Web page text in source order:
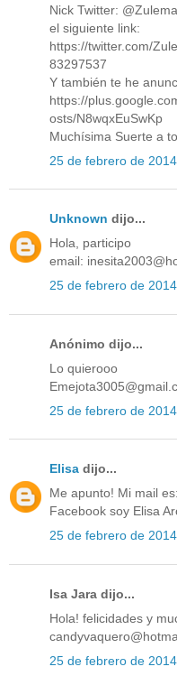
Nick Twitter:
el siguiente link:
https://twitter.com/
83297537
Y también te he
https://
osts/N8wqxEuSwKp
Muchísima Suerte a
25 de febrero de
Unknown dijo...
Hola, participo
email:
25 de febrero de
Anónimo dijo...
Lo quierooo
25 de febrero de
Elisa dijo...
Me apunto! Mi mail
Facebook soy Elisa
25 de febrero de
Isa Jara dijo...
Hola! felicidades y
25 de febrero de